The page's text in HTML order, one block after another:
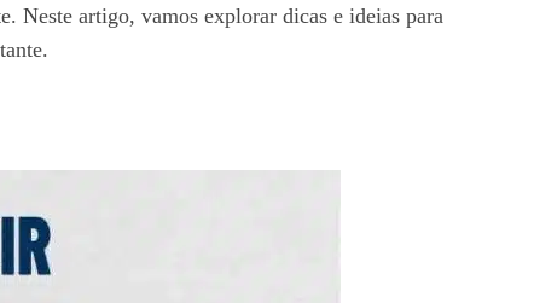
Neste artigo, vamos explorar dicas e ideias para